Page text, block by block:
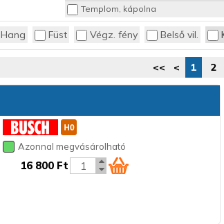
Templom, kápolna
Hang Füst Végz. fény Belső vil.
<< < 1 2
Azonnal megvásárolható
16 800 Ft